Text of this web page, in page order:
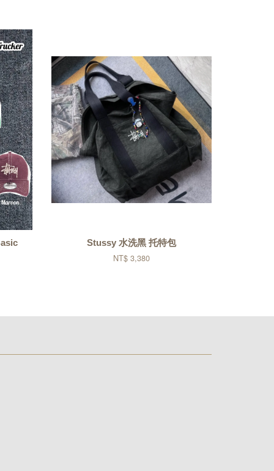
Stussy 水洗黑 托特包
NT$ 3,380